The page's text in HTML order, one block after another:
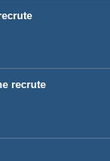
recrute